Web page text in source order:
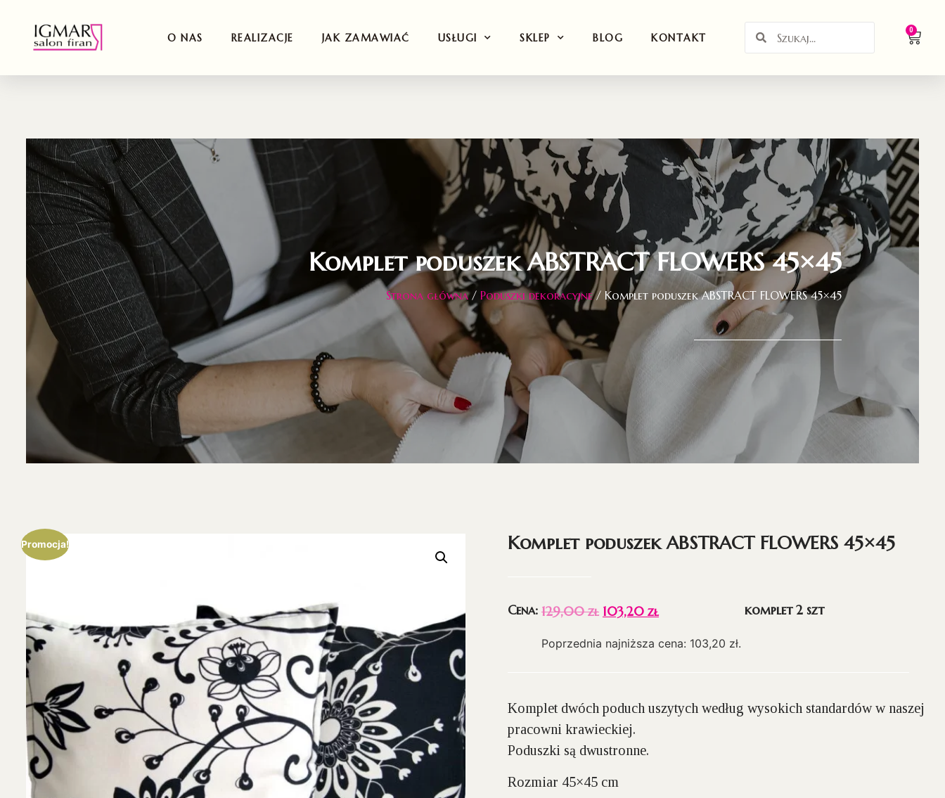
O NAS REALIZACJE JAK ZAMAWIAĆ USŁUGI SKLEP BLOG KONTAKT
0
Komplet poduszek ABSTRACT FLOWERS 45×45
Strona główna/ Poduszki dekoracyjne/ Komplet poduszek ABSTRACT FLOWERS 45×45
Promocja! Komplet poduszek ABSTRACT FLOWERS 45×45
Cena: 129,00zł 103,20 zł
Poprzednia najniższa cena: 103,20 zł.
komplet 2 szt
Komplet dwóch poduch uszytych według wysokich standardów w naszej
pracowni krawieckiej.
Poduszki są dwustronne.
Rozmiar 45×45 cm